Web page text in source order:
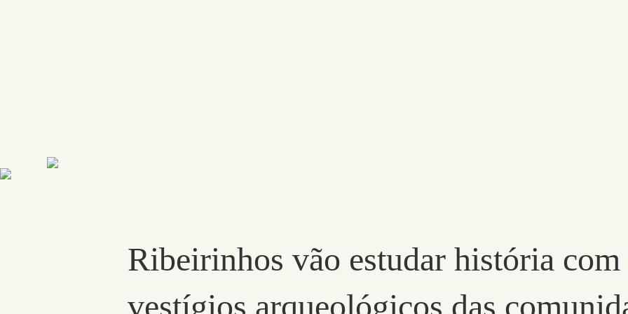
Ribeirinhos vão estudar história com
vestígios arqueológicos das